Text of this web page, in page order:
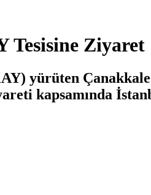
Tesisine Ziyaret
yürüten
kapsamında